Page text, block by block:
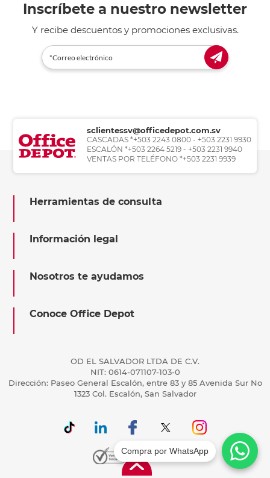
Inscríbete a nuestro newsletter
Y recibe descuentos y promociones exclusivas.
sclientessv@officedepot.com.sv
CASCADAS *+503 2243 0800 - +503 2231 9930
ESCALÓN *+503 2264 5219 - +503 2231 9940
VENTAS POR TELÉFONO *+503 2231 9939
Herramientas de consulta
Información legal
Nosotros te ayudamos
Conoce Office Depot
OD EL SALVADOR LTDA DE C.V.
NIT: 0614-071107-103-0
Dirección: Paseo General Escalón, entre 83 y 85 Avenida Sur No
1323 Col. Escalón, San Salvador
Compra por WhatsApp